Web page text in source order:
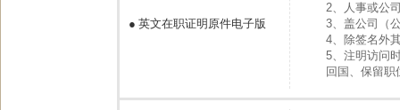
● 英文在职证明原件电子版
2、人事或公
3、盖公司（
4、除签名外
5、注明访问
回国、保留职